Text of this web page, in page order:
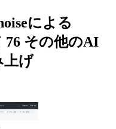
による
76 その他のAI
上げ